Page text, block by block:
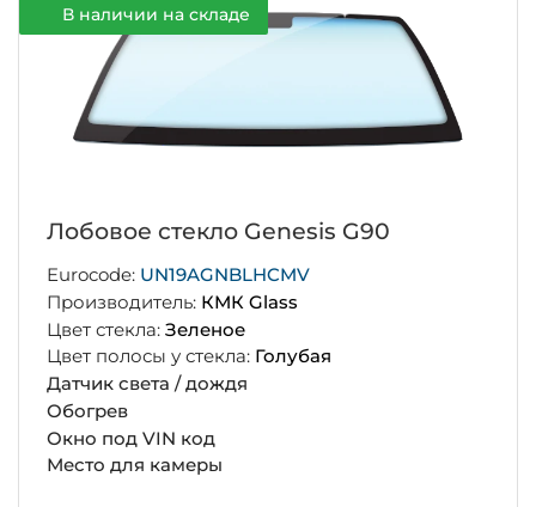
В наличии на складе
Лобовое стекло Genesis G90
Eurocode: UN19AGNBLHCMV
Производитель: КМК Glass
Цвет стекла: Зеленое
Цвет полосы у стекла: Голубая
Датчик света / дождя
Обогрев
Окно под VIN код
Место для камеры